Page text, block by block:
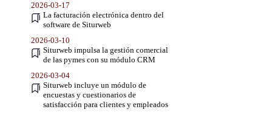
2026-03-17
La facturación electrónica dentro del
software de Siturweb
2026-03-10
Siturweb impulsa la gestión comercial
de las pymes con su módulo CRM
2026-03-04
Siturweb incluye un módulo de
encuestas y cuestionarios de
satisfacción para clientes y empleados